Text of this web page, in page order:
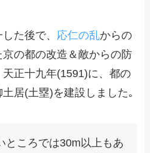
た後で、 応仁の乱からの
の都の改造＆敵からの防
正十九年(1591)に、都の
居(土塁)を建設しました｡
ところでは30m以上もあ